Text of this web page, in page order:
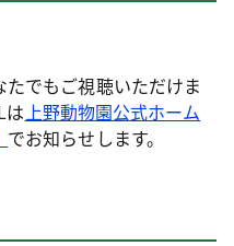
でもご視聴いただけま
は上野動物園公式ホーム
でお知らせします。